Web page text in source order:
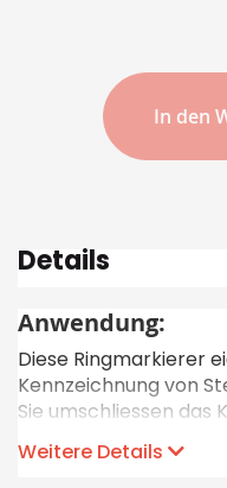
In den
Details
Anwendung:
Diese Ringmarkierer
Kennzeichnung von
Sie umschliessen das
scharfe Kanten und
beschädigen. Dank
Weitere Details